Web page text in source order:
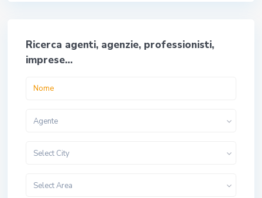
Ricerca agenti, agenzie, professionisti,
imprese…
Agente
Select City
Select Area